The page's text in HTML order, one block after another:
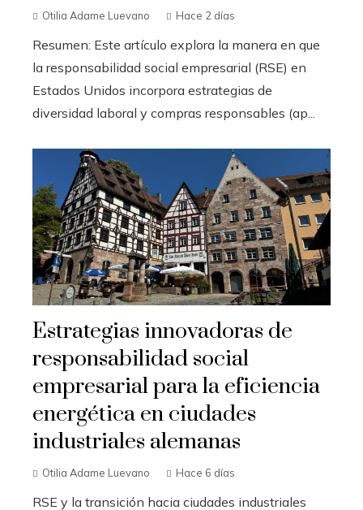
Otilia Adame Luevano Hace 2 días
Resumen: Este artículo explora la manera en que
la responsabilidad social empresarial (RSE) en
Estados Unidos incorpora estrategias de
diversidad laboral y compras responsables (ap...
Estrategias innovadoras de
responsabilidad social
empresarial para la eficiencia
energética en ciudades
industriales alemanas
Otilia Adame Luevano Hace 6 días
RSE y la transición hacia ciudades industriales